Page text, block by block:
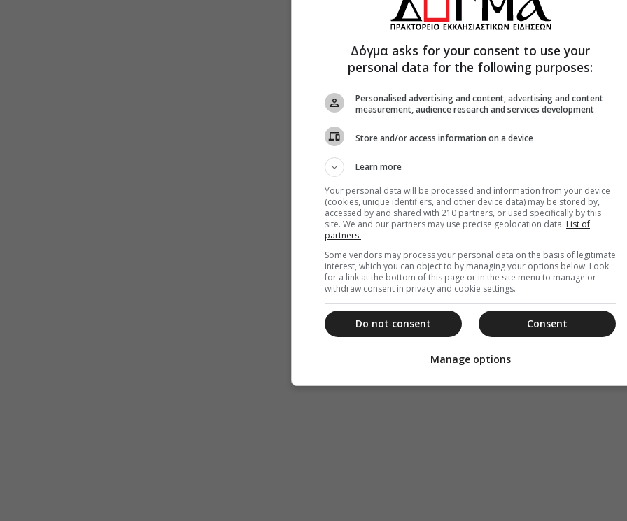
Δόγμα asks for your consent to use your
personal data for the following purposes:
Personalised advertising and content, advertising and content
measurement, audience research and services development
Store and/or access information on a device
Learn more
Your personal data will be processed and information from your device
(cookies, unique identifiers, and other device data) may be stored by,
accessed by and shared with 210 partners, or used specifically by this
site. We and our partners may use precise geolocation data. List of
partners.
Some vendors may process your personal data on the basis of legitimate
interest, which you can object to by managing your options below. Look
for a link at the bottom of this page or in the site menu to manage or
withdraw consent in privacy and cookie settings.
Consent
Do not consent
Manage options